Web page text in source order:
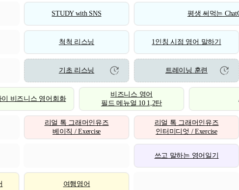
STUDY with SNS 평생 써먹는
척척 리스닝 1인칭 시점 영어 말하기
기초 리스닝 트레이닝 훈련
이 비즈니스 영어회화
비즈니스 영어
필드 메뉴얼 10 1,2탄
리얼 톡 그래머인유즈
베이직 / Exercise
리얼 톡 그래머인유즈
인터미디엇 / Exercise
쓰고 말하는 영어일기
여행영어